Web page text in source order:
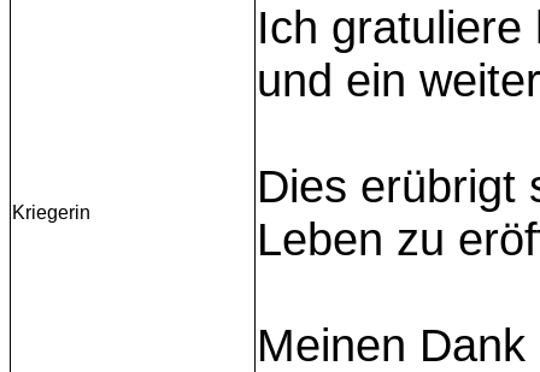
Kriegerin
Ich
und ein
Dies erübrigt
Leben zu
Meinen Dank